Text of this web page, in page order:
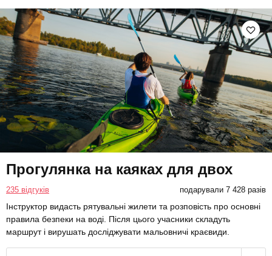
Прогулянка на каяках для двох
235 відгуків подарували 7 428 разів
Інструктор видасть рятувальні жилети та розповість про основні
правила безпеки на воді. Після цього учасники складуть
маршрут і вирушать досліджувати мальовничі краєвиди.